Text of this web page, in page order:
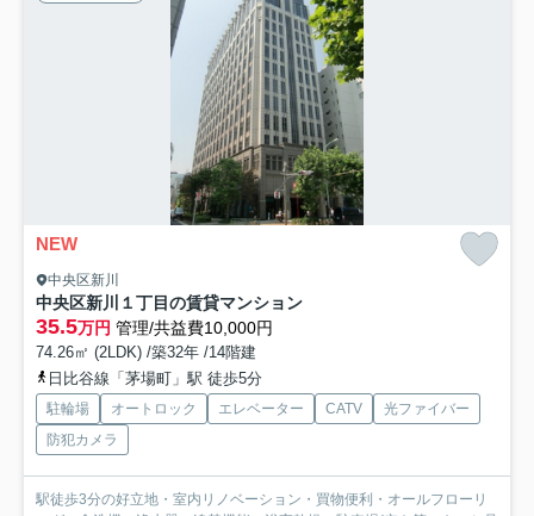
NEW
中央区新川
中央区新川１丁目の賃貸マンション
35.5万円 管理/共益費10,000円
74.26㎡ (2LDK) /築32年 /14階建
日比谷線「茅場町」駅 徒歩5分
駐輪場 オートロック エレベーター CATV
光ファイバー
防犯カメラ
駅徒歩3分の好立地・室内リノベーション・買物便利・オールフローリ